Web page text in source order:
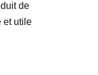
de
et utile